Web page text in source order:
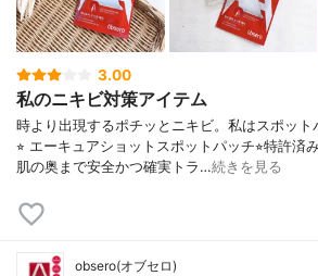
3.00
私のニキビ対策アイテム
時より出現するポチッとニキビ。私はスポット
⭐︎ エーキュアショットスポットパッチ⭐︎特許済
肌の奥まで安全かつ確実トラ…続きを見る
obsero(オブセロ)